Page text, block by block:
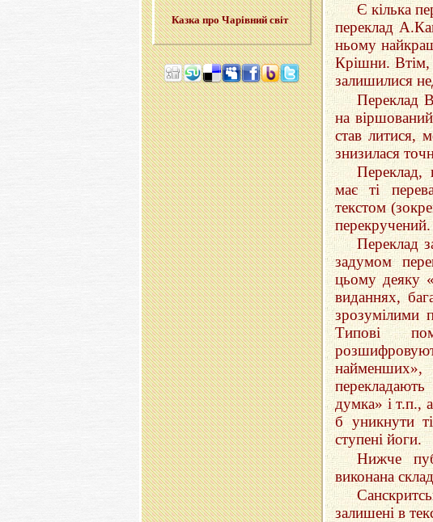
Є кілька
переклад
ньому
Крішни. Втім,
залишилися
Переклад
на віршований
став литися,
знизилася
Переклад,
має ті
текстом
перекручений.
Переклад
задумом
цьому деяку
виданнях,
зрозумілими
Типові
думка» і т.п.,
б уникнути
ступені йоги.
Нижче
виконана
залишені в
Казка про Ча­рів­ний світ